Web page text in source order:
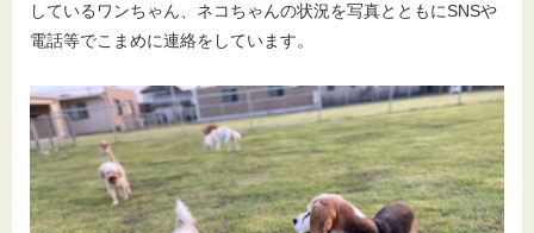
しているワンちゃん、ネコちゃんの状況を写真とともにSNSや
電話等でこまめに連絡をしています。